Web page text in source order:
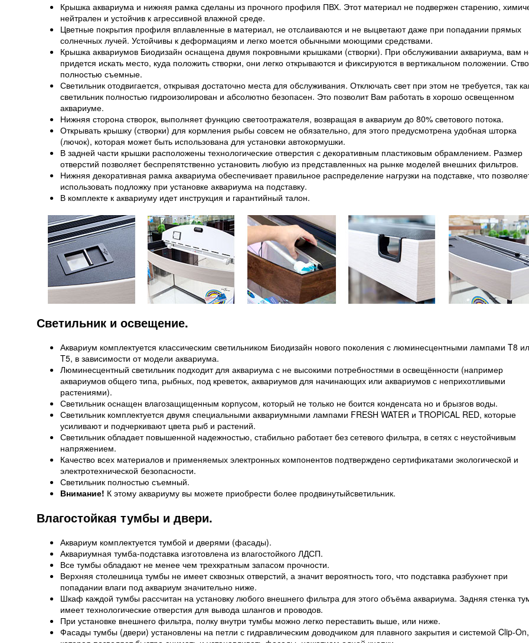
Крышка аквариума и нижняя рамка сделаны из прочного профиля ПВХ. Этот материал не подвержен старению,
нейтрален и устойчив к агрессивной влажной среде.
Цветные покрытия профиля вплавленные в материал, не отслаиваются и не выцветают даже при попадании прямых
солнечных лучей. Устойчивы к деформациям и легко моется обычными моющими средствами.
Крышка аквариумов Биодизайн оснащена двумя покровными крышками (створки). При обслуживании аквариума, вам
придется искать место, куда положить створки, они легко открываются и фиксируются в вертикальном положении.
полностью съемные.
Светильник отодвигается, открывая достаточно места для обслуживания. Отключать свет при этом не требуется, так
светильник полностью гидроизолирован и абсолютно безопасен. Это позволит Вам работать в хорошо освещенном
аквариуме.
Нижняя сторона створок, выполняет функцию светоотражателя, возвращая в аквариум до 80% светового потока.
Открывать крышку (створки) для кормления рыбы совсем не обязательно, для этого предусмотрена удобная шторка
(лючок), которая может быть использована для установки автокормушки.
В задней части крышки расположены технологические отверстия с декоративным пластиковым обрамлением. Размер
отверстий позволяет беспрепятственно установить любую из представленных на рынке моделей внешних фильтров.
Нижняя декоративная рамка аквариума обеспечивает правильное распределение нагрузки на подставке, что
использовать подложку при установке аквариума на подставку.
В комплекте к аквариуму идет инструкция и гарантийный талон.
Светильник и освещение.
Аквариум комплектуется классическим светильником Биодизайн нового поколения с люминесцентными лампами T8
T5, в зависимости от модели аквариума.
Люминесцентный светильник подходит для аквариума с не высокими потребностями в освещённости (например
аквариумов общего типа, рыбных, под креветок, аквариумов для начинающих или аквариумов с неприхотливыми
растениями).
Светильник оснащен влагозащищенным корпусом, который не только не боится конденсата но и брызгов воды.
Светильник комплектуется двумя специальными аквариумными лампами FRESH WATER и TROPICAL RED, которые
усиливают и подчеркивают цвета рыб и растений.
Светильник обладает повышенной надежностью, стабильно работает без сетевого фильтра, в сетях с неустойчивым
напряжением.
Качество всех материалов и применяемых электронных компонентов подтверждено сертификатами экологической и
электротехнической безопасности.
Светильник полностью съемный.
Внимание! К этому аквариуму вы можете приобрести более продвинутыйсветильник.
Влагостойкая тумбы и двери.
Аквариум комплектуется тумбой и дверями (фасады).
Аквариумная тумба-подставка изготовлена из влагостойкого ЛДСП.
Все тумбы обладают не менее чем трехкратным запасом прочности.
Верхняя столешница тумбы не имеет сквозных отверстий, а значит вероятность того, что подставка разбухнет при
попадании влаги под аквариум значительно ниже.
Шкаф каждой тумбы рассчитан на установку любого внешнего фильтра для этого объёма аквариума. Задняя стенка
имеет технологические отверстия для вывода шлангов и проводов.
При установке внешнего фильтра, полку внутри тумбы можно легко переставить выше, или ниже.
Фасады тумбы (двери) установлены на петли с гидравлическим доводчиком для плавного закрытия и системой Clip-On,